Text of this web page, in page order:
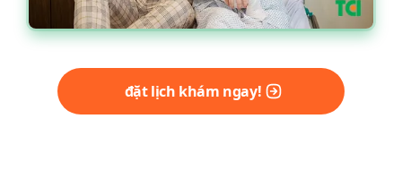
đặt lịch khám ngay!